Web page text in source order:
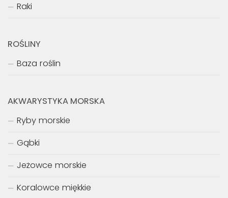
Raki
ROŚLINY
Baza roślin
AKWARYSTYKA MORSKA
Ryby morskie
Gąbki
Jeżowce morskie
Koralowce miękkie